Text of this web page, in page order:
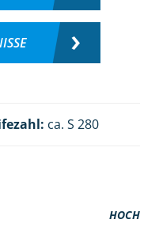
ca. S 280
HOCH